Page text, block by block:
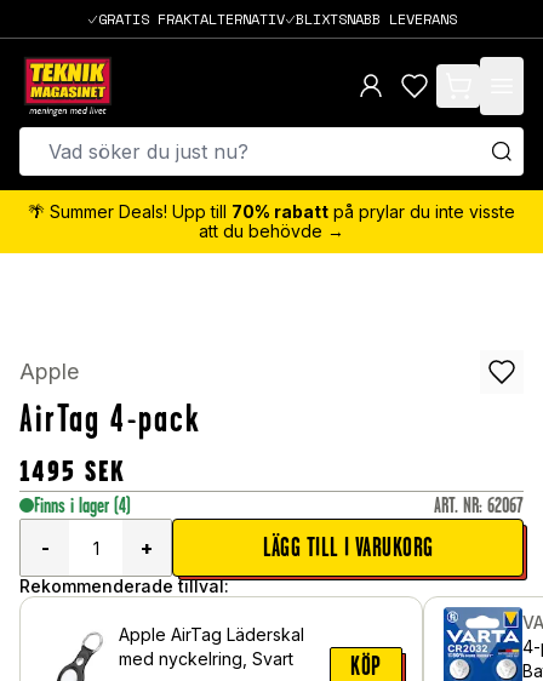
GRATIS FRAKTALTERNATIV BLIXTSNABB LEVERANS
items in cart,
🌴 Summer Deals! Upp till 70% rabatt på prylar du inte visste
att du behövde →
Apple
AirTag 4-pack
1495 SEK
Finns i lager (4) ART. NR: 62067
-
+ LÄGG TILL I VARUKORG
Rekommenderade tillval:
Apple AirTag Läderskal
med nyckelring, Svart
KÖP
4-